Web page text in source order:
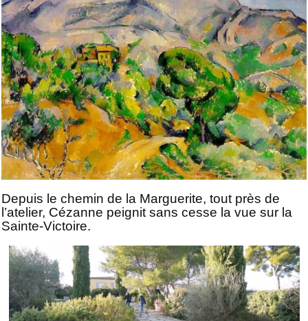
Depuis le chemin de la Marguerite, tout près de
l’atelier, Cézanne peignit sans cesse la vue sur la
Sainte-Victoire.